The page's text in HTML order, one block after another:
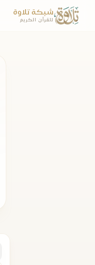
شبكة تلاوة
للقرآن الكريم